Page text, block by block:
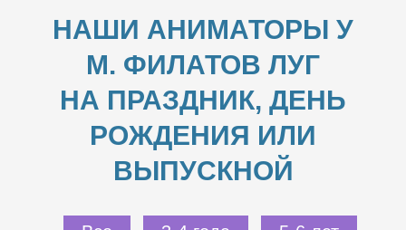
НАШИ АНИМАТОРЫ У
М. ФИЛАТОВ ЛУГ
НА ПРАЗДНИК, ДЕНЬ
РОЖДЕНИЯ ИЛИ
ВЫПУСКНОЙ